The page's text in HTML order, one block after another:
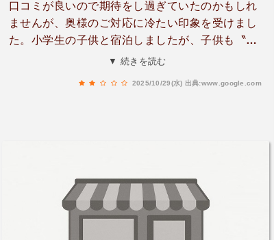
口コミが良いので期待をし過ぎていたのかもしれ
ませんが、奥様のご対応に冷たい印象を受けまし
た。小学生の子供と宿泊しましたが、子供も〝ち
ょっと怖いね〟と言っておりました。期待してな
▼ 続きを読む
2025/10/29(水) 出典:www.google.com